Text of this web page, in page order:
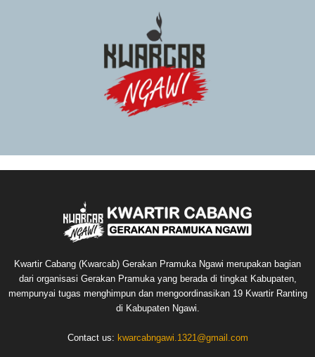
Kwartir Cabang (Kwarcab) Gerakan Pramuka Ngawi merupakan bagian
dari organisasi Gerakan Pramuka yang berada di tingkat Kabupaten,
mempunyai tugas menghimpun dan mengoordinasikan 19 Kwartir Ranting
di Kabupaten Ngawi.
Contact us: kwarcabngawi.1321@gmail.com